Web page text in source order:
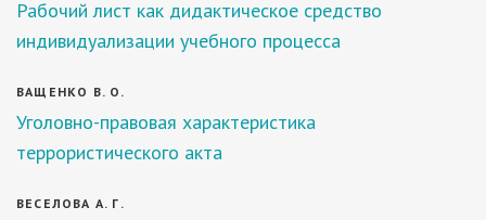
Рабочий лист как дидактическое средство
индивидуализации учебного процесса
ВАЩЕНКО В. О.
Уголовно-правовая характеристика
террористического акта
ВЕСЕЛОВА А. Г.